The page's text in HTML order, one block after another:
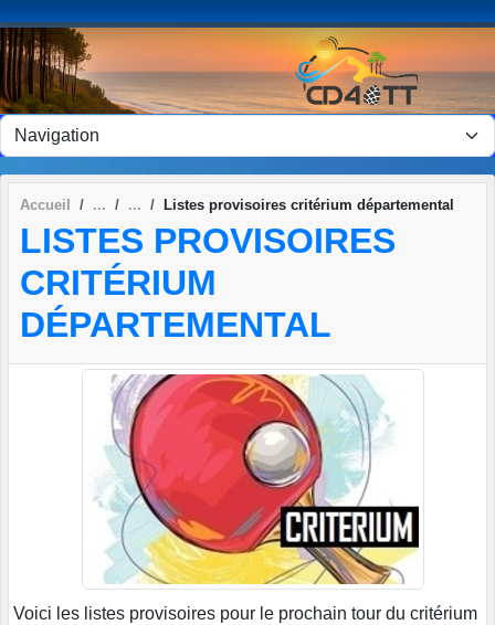
Accueil Listes provisoires critérium départemental
LISTES PROVISOIRES
CRITÉRIUM
DÉPARTEMENTAL
Voici les listes provisoires pour le prochain tour du critérium